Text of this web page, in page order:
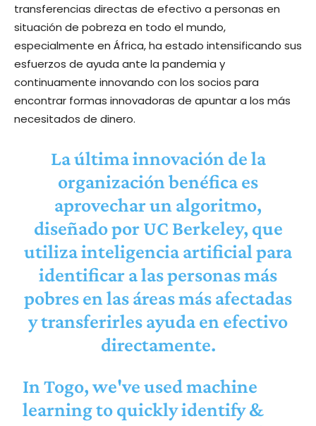
transferencias directas de efectivo a personas en
situación de pobreza en todo el mundo,
especialmente en África, ha estado intensificando sus
esfuerzos de ayuda ante la pandemia y
continuamente innovando con los socios para
encontrar formas innovadoras de apuntar a los más
necesitados de dinero.
La última innovación de la
organización benéfica es
aprovechar un algoritmo,
diseñado por UC Berkeley, que
utiliza inteligencia artificial para
identificar a las personas más
pobres en las áreas más afectadas
y transferirles ayuda en efectivo
directamente.
In Togo, we've used machine
learning to quickly identify &